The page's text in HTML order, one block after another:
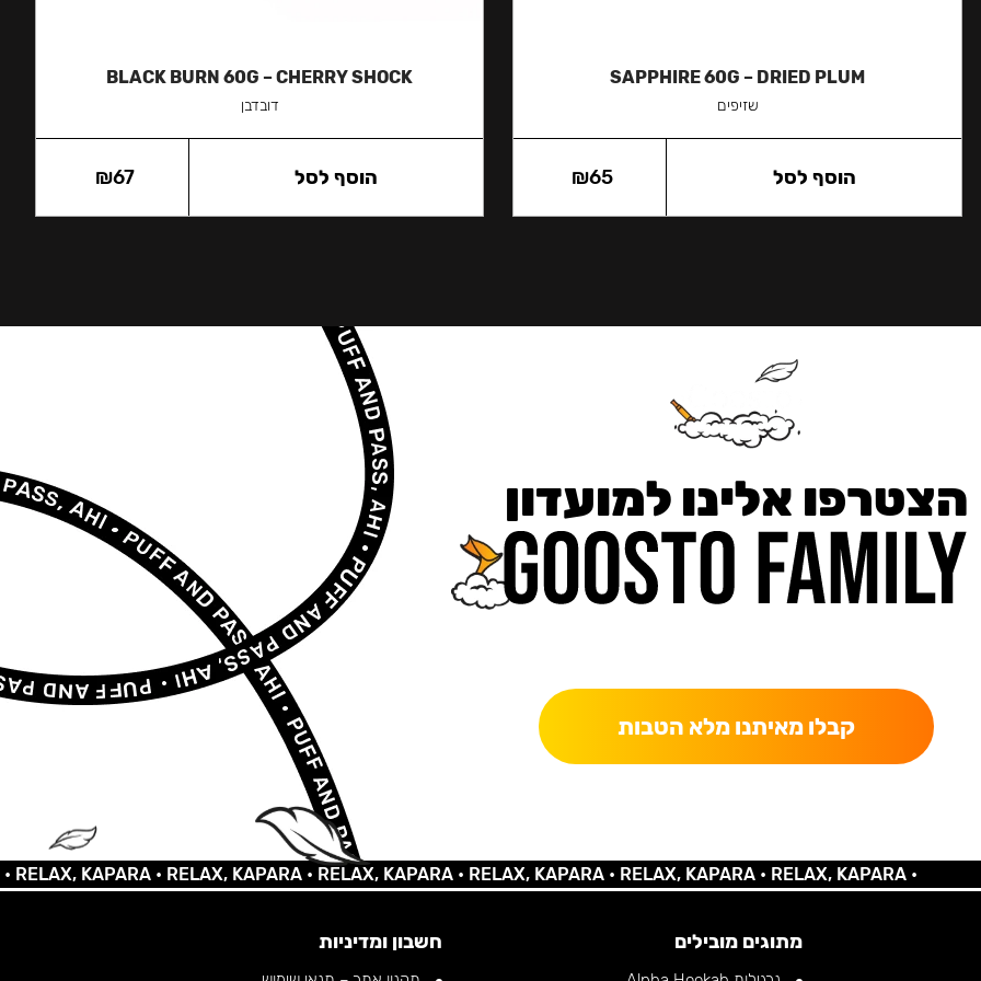
SAPPHIRE 60G – DRIED PLUM
שזיפים
₪65 הוסף לסל
BLACK BURN 60G – CHERRY SHOCK
דובדבן
₪67 הוסף לסל
הצטרפו אלינו למועדון
קבלו מאיתנו מלא הטבות
KAPARA •RELAX, KAPARA •RELAX, KAPARA •RELAX, KAPARA •RELAX, KAPARA •RELAX, KAPARA •
מתוגים מובילים חשבון ומדיניות